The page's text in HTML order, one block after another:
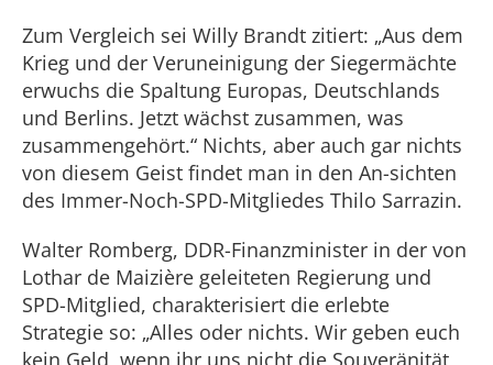
Zum Vergleich sei Willy Brandt zitiert: „Aus dem
Krieg und der Veruneinigung der Siegermächte
erwuchs die Spaltung Europas, Deutschlands
und Berlins. Jetzt wächst zusammen, was
zusammengehört.“ Nichts, aber auch gar nichts
von diesem Geist findet man in den An-sichten
des Immer-Noch-SPD-Mitgliedes Thilo Sarrazin.
Walter Romberg, DDR-Finanzminister in der von
Lothar de Maizière geleiteten Regierung und
SPD-Mitglied, charakterisiert die erlebte
Strategie so: „Alles oder nichts. Wir geben euch
kein Geld, wenn ihr uns nicht die Souveränität